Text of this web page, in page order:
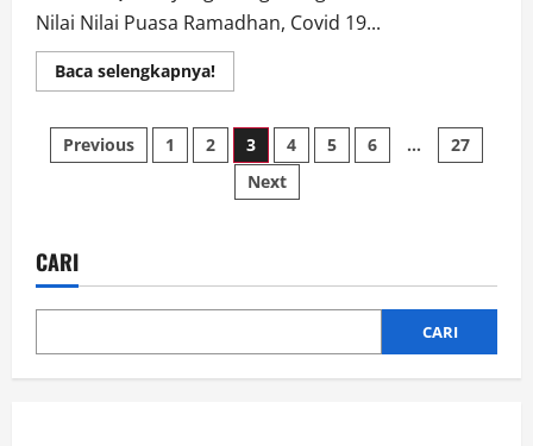
Nilai Nilai Puasa Ramadhan, Covid 19...
Baca selengkapnya!Read
more
Nuzulul
Qur’an
”
Dandim
Berharap
Berakhir
Paginasi
Previous 1 2 3 4 5 6 …
27
Next
CARI
CARI